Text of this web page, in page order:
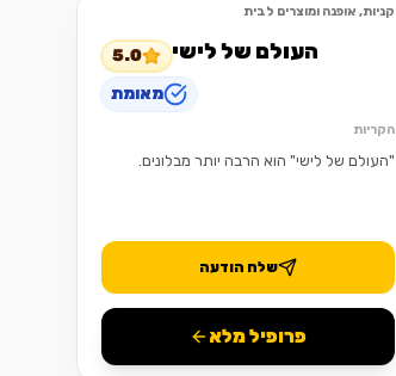
קניות, אופנה ומוצרים לבית
העולם של לישי
5.0
מאומת
הקריות
"העולם של לישי" הוא הרבה יותר מבלונים.
שלח הודעה
פרופיל מלא